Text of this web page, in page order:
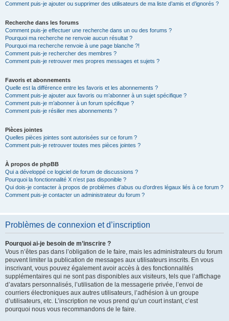
Comment puis-je ajouter ou supprimer des utilisateurs de ma liste d’amis et d’ignorés ?
Recherche dans les forums
Comment puis-je effectuer une recherche dans un ou des forums ?
Pourquoi ma recherche ne renvoie aucun résultat ?
Pourquoi ma recherche renvoie à une page blanche ?!
Comment puis-je rechercher des membres ?
Comment puis-je retrouver mes propres messages et sujets ?
Favoris et abonnements
Quelle est la différence entre les favoris et les abonnements ?
Comment puis-je ajouter aux favoris ou m’abonner à un sujet spécifique ?
Comment puis-je m’abonner à un forum spécifique ?
Comment puis-je résilier mes abonnements ?
Pièces jointes
Quelles pièces jointes sont autorisées sur ce forum ?
Comment puis-je retrouver toutes mes pièces jointes ?
À propos de phpBB
Qui a développé ce logiciel de forum de discussions ?
Pourquoi la fonctionnalité X n’est pas disponible ?
Qui dois-je contacter à propos de problèmes d’abus ou d’ordres légaux liés à ce forum ?
Comment puis-je contacter un administrateur du forum ?
Problèmes de connexion et d’inscription
Pourquoi ai-je besoin de m’inscrire ?
Vous n’êtes pas dans l’obligation de le faire, mais les administrateurs du forum
peuvent limiter la publication de messages aux utilisateurs inscrits. En vous
inscrivant, vous pouvez également avoir accès à des fonctionnalités
supplémentaires qui ne sont pas disponibles aux visiteurs, tels que l’affichage
d’avatars personnalisés, l’utilisation de la messagerie privée, l’envoi de
courriers électroniques aux autres utilisateurs, l’adhésion à un groupe
d’utilisateurs, etc. L’inscription ne vous prend qu’un court instant, c’est
pourquoi nous vous recommandons de le faire.